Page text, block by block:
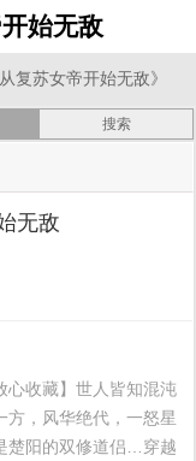
始无敌
复苏女帝开始无敌》
无敌
心收藏】世人皆知混沌
方，风华绝代，一怒星
楚阳的双修道侣…穿越